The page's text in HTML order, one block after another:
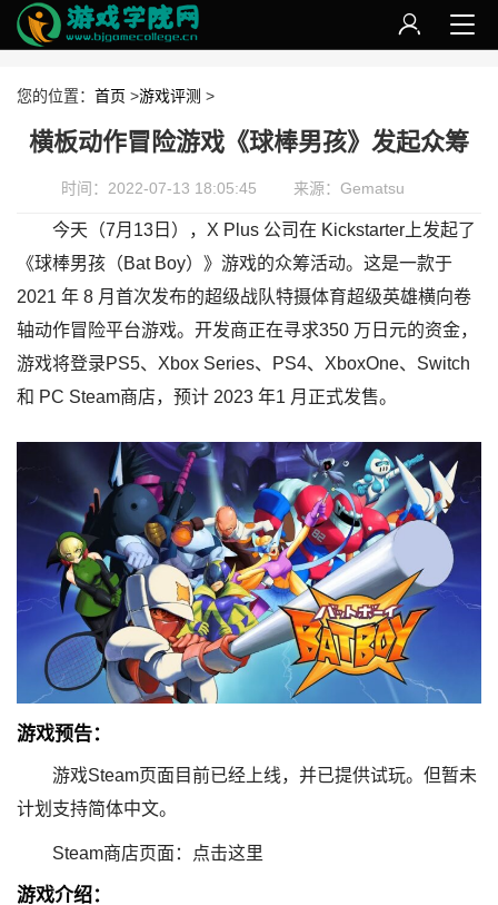
您的位置： 首页 >游戏评测 >
横板动作冒险游戏《球棒男孩》发起众筹
时间：2022-07-13 18:05:45 来源：Gematsu
今天（7月13日），X Plus 公司在 Kickstarter上发起了
《球棒男孩（Bat Boy）》游戏的众筹活动。这是一款于
2021 年 8 月首次发布的超级战队特摄体育超级英雄横向卷
轴动作冒险平台游戏。开发商正在寻求350 万日元的资金，
游戏将登录PS5、Xbox Series、PS4、XboxOne、Switch
和 PC Steam商店，预计 2023 年1 月正式发售。
游戏预告：
游戏Steam页面目前已经上线，并已提供试玩。但暂未
计划支持简体中文。
Steam商店页面：点击这里
游戏介绍：